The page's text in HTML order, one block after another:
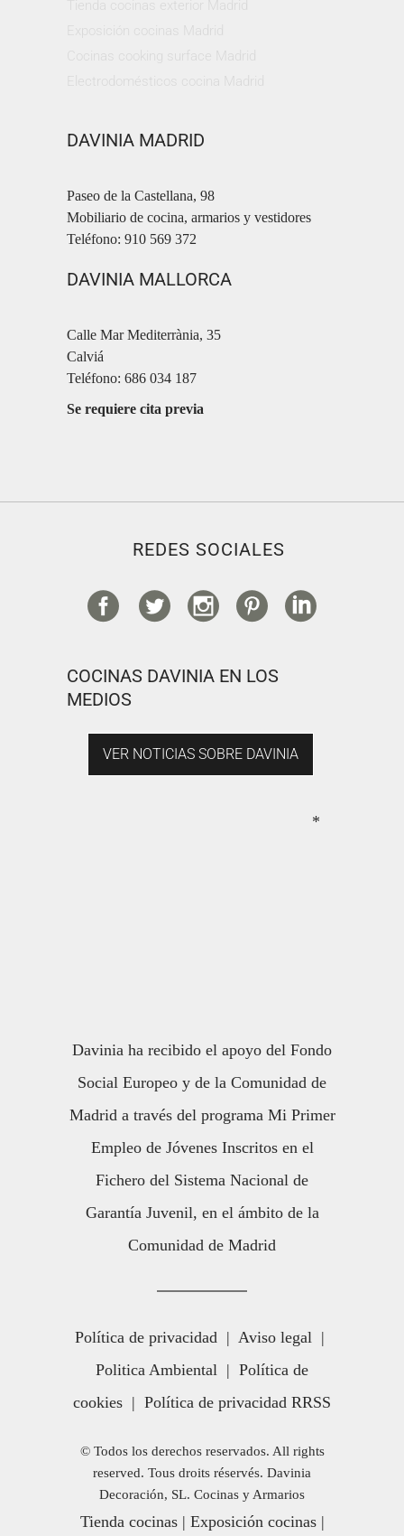
DAVINIA MADRID
Paseo de la Castellana, 98
Mobiliario de cocina, armarios y vestidores
Teléfono: 910 569 372
DAVINIA MALLORCA
Calle Mar Mediterrània, 35
Calviá
Teléfono: 686 034 187
Se requiere cita previa
REDES SOCIALES
COCINAS DAVINIA EN LOS
MEDIOS
VER NOTICIAS SOBRE DAVINIA
*
Davinia ha recibido el apoyo del Fondo
Social Europeo y de la Comunidad de
Madrid a través del programa Mi Primer
Empleo de Jóvenes Inscritos en el
Fichero del Sistema Nacional de
Garantía Juvenil, en el ámbito de la
Comunidad de Madrid
Política de privacidad | Aviso legal |
Politica Ambiental | Política de
cookies | Política de privacidad RRSS
© Todos los derechos reservados. All rights
reserved. Tous droits réservés. Davinia
Decoración, SL. Cocinas y Armarios
Tienda cocinas| Exposición cocinas|